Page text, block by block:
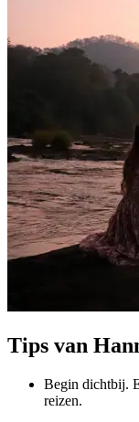
Tips van
Begin dichtbij.
reizen.